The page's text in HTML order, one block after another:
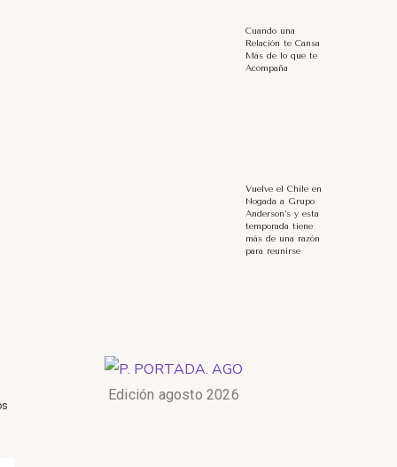
Cuando una
Relación te Cansa
Más de lo que te
Acompaña
Vuelve el Chile en
Nogada a Grupo
Anderson’s y esta
temporada tiene
más de una razón
para reunirse
Edición agosto 2026